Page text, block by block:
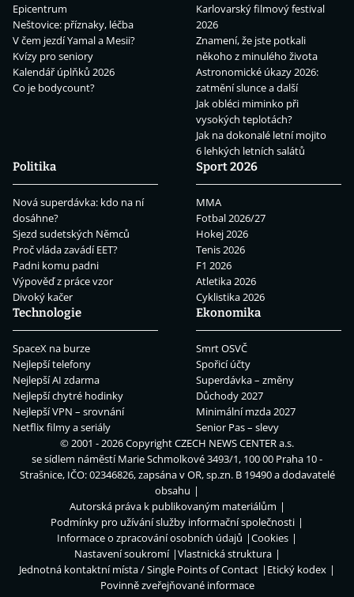
Epicentrum
Neštovice: příznaky, léčba
V čem jezdí Yamal a Mesii?
Kvízy pro seniory
Kalendář úplňků 2026
Co je bodycount?
Karlovarský filmový festival
2026
Znamení, že jste potkali
někoho z minulého života
Astronomické úkazy 2026:
zatmění slunce a další
Jak obléci miminko při
vysokých teplotách?
Jak na dokonalé letní mojito
6 lehkých letních salátů
Politika
Nová superdávka: kdo na ní
dosáhne?
Sjezd sudetských Němců
Proč vláda zavádí EET?
Padni komu padni
Výpověď z práce vzor
Divoký kačer
Sport 2026
MMA
Fotbal 2026/27
Hokej 2026
Tenis 2026
F1 2026
Atletika 2026
Cyklistika 2026
Technologie
SpaceX na burze
Nejlepší telefony
Nejlepší AI zdarma
Nejlepší chytré hodinky
Nejlepší VPN – srovnání
Netflix filmy a seriály
Ekonomika
Smrt OSVČ
Spořicí účty
Superdávka – změny
Důchody 2027
Minimální mzda 2027
Senior Pas – slevy
© 2001 - 2026 CopyrightCZECH NEWS CENTER a.s.
se sídlem náměstí Marie Schmolkové 3493/1, 100 00 Praha 10 -
Strašnice, IČO: 02346826, zapsána v OR, sp.zn. B 19490 a dodavatelé
obsahu
Autorská práva k publikovaným materiálům
Podmínky pro užívání služby informační společnosti
Informace o zpracování osobních údajů
Cookies
Nastavení soukromí
Vlastnická struktura
Jednotná kontaktní místa / Single Points of Contact
Etický kodex
Povinně zveřejňované informace